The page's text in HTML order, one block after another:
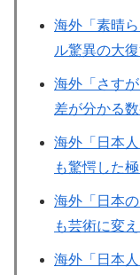
海外「素晴
ル驚異の大
海外「さす
差が分かる
海外「日本
も驚愕した
海外「日本
も芸術に変え
海外「日本